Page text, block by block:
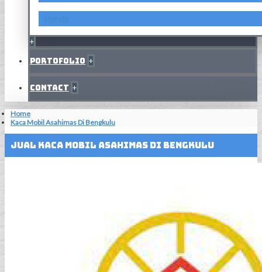
Honda
+
Portofolio +
Contact +
Home
Kaca Mobil Asahimas Di Bengkulu
Jual Kaca Mobil Asahimas Di Bengkulu